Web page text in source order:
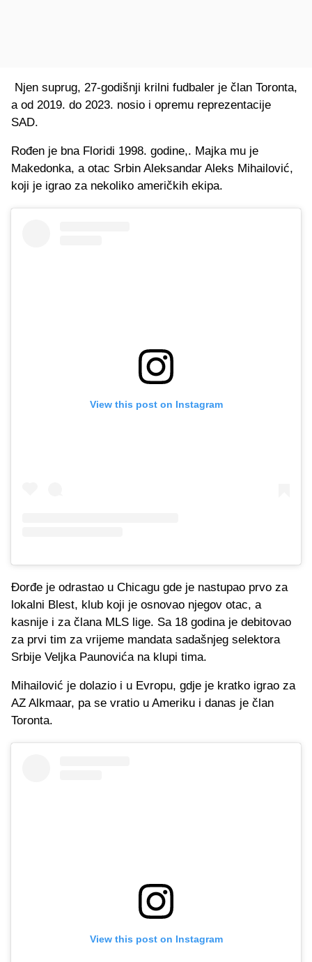
Njen suprug, 27-godišnji krilni fudbaler je član Toronta,
a od 2019. do 2023. nosio i opremu reprezentacije
SAD.
Rođen je bna Floridi 1998. godine,. Majka mu je
Makedonka, a otac Srbin Aleksandar Aleks Mihailović,
koji je igrao za nekoliko američkih ekipa.
View this post on Instagram
Đorđe je odrastao u Chicagu gde je nastupao prvo za
lokalni Blest, klub koji je osnovao njegov otac, a
kasnije i za člana MLS lige. Sa 18 godina je debitovao
za prvi tim za vrijeme mandata sadašnjeg selektora
Srbije Veljka Paunovića na klupi tima.
Mihailović je dolazio i u Evropu, gdje je kratko igrao za
AZ Alkmaar, pa se vratio u Ameriku i danas je član
Toronta.
View this post on Instagram